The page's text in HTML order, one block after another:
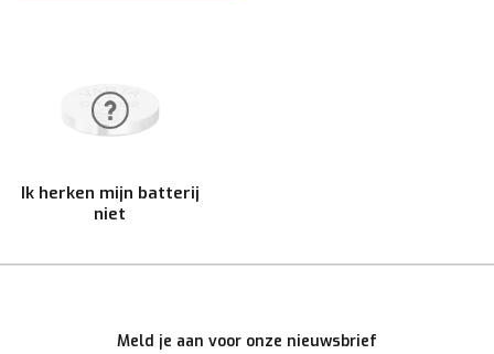
Ik herken mijn batterij
niet
Meld je aan voor onze nieuwsbrief